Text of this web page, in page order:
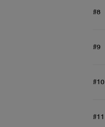
#8
#9
#10
#11